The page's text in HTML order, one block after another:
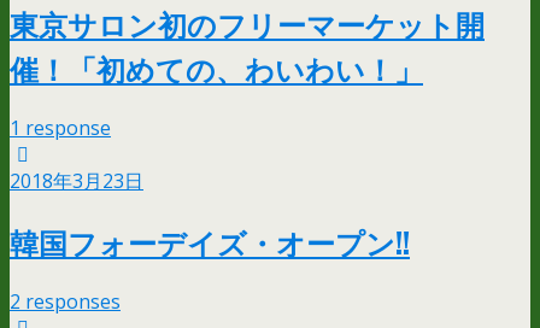
東京サロン初のフリーマーケット開
催！「初めての、わいわい！」
1 response
2018年3月23日
韓国フォーデイズ・オープン!!
2 responses